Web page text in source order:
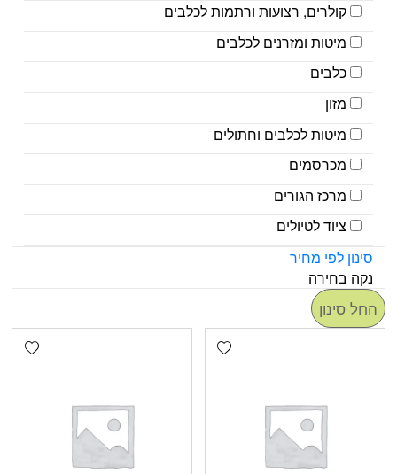
קולרים, רצועות ורתמות לכלבים
מיטות ומזרנים לכלבים
כלבים
מזון
מיטות לכלבים וחתולים
מכרסמים
מרכז הגורים
ציוד לטיולים
סינון לפי מחיר
נקה בחירה
החל סינון
Add wishlist